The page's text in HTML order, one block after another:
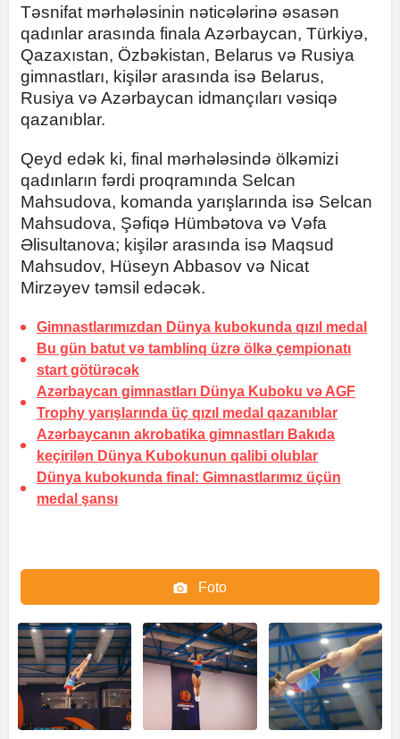
Təsnifat mərhələsinin nəticələrinə əsasən
qadınlar arasında finala Azərbaycan, Türkiyə,
Qazaxıstan, Özbəkistan, Belarus və Rusiya
gimnastları, kişilər arasında isə Belarus,
Rusiya və Azərbaycan idmançıları vəsiqə
qazanıblar.
Qeyd edək ki, final mərhələsində ölkəmizi
qadınların fərdi proqramında Selcan
Mahsudova, komanda yarışlarında isə Selcan
Mahsudova, Şəfiqə Hümbətova və Vəfa
Əlisultanova; kişilər arasında isə Maqsud
Mahsudov, Hüseyn Abbasov və Nicat
Mirzəyev təmsil edəcək.
Gimnastlarımızdan Dünya kubokunda qızıl medal
Bu gün batut və tamblinq üzrə ölkə çempionatı
start götürəcək
Azərbaycan gimnastları Dünya Kuboku və AGF
Trophy yarışlarında üç qızıl medal qazanıblar
Azərbaycanın akrobatika gimnastları Bakıda
keçirilən Dünya Kubokunun qalibi olublar
Dünya kubokunda final: Gimnastlarımız üçün
medal şansı
Foto
Video